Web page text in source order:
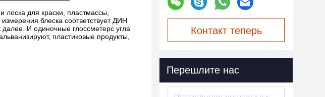
для краски, пластмассы,
блеска соответствует ДИН
И одиночные глоссметерс угла
пластиковые продукты,
Контакт теперь
Перешлите нас